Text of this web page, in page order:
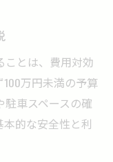
ことは、費用対効
万円未満の予算
車スペースの確
的な安全性と利